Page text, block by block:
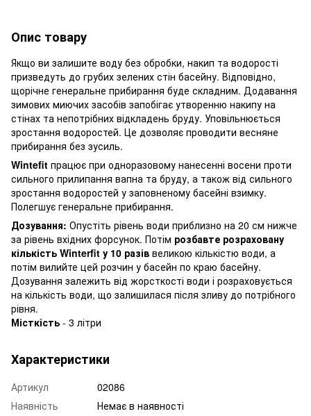
Опис товару
Якщо ви залишите воду без обробки, накип та водорості
призведуть до грубих зелених стін басейну. Відповідно,
щорічне генеральне прибирання буде складним. Додавання
зимових миючих засобів запобігає утворенню накипу на
стінах та непотрібних відкладень бруду. Уповільнюється
зростання водоростей. Це дозволяє проводити весняне
прибирання без зусиль.
Wintefit працює при одноразовому нанесенні восени проти
сильного прилипання вапна та бруду, а також від сильного
зростання водоростей у заповненому басейні взимку.
Полегшує генеральне прибирання.
Дозування: Опустіть рівень води приблизно на 20 см нижче
за рівень вхідних форсунок. Потім розбавте розраховану
кількість Winterfit у 10 разів великою кількістю води, а
потім вилийте цей розчин у басейн по краю басейну.
Дозування залежить від жорсткості води і розраховується
на кількість води, що залишилася після зливу до потрібного
рівня.
Місткість - 3 літри
Характеристики
Артикул
02086
Наявність
Немає в наявності